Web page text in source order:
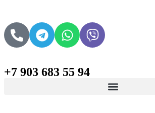
+7 903 683 55 94